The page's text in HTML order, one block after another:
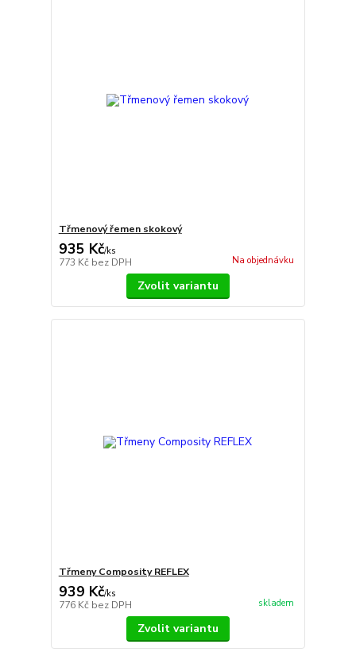
Třmenový řemen skokový
935 Kč/ks
773 Kč bez DPH Na objednávku
Zvolit variantu
Třmeny Composity REFLEX
939 Kč/ks
776 Kč bez DPH skladem
Zvolit variantu